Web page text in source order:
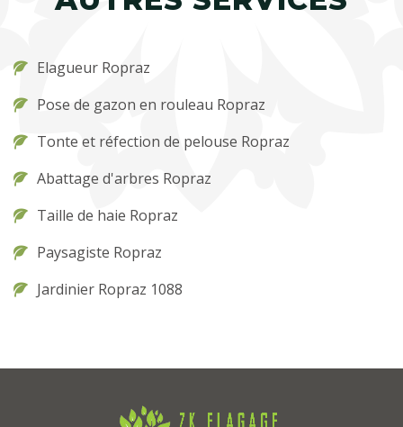
Elagueur Ropraz
Pose de gazon en rouleau Ropraz
Tonte et réfection de pelouse Ropraz
Abattage d'arbres Ropraz
Taille de haie Ropraz
Paysagiste Ropraz
Jardinier Ropraz 1088